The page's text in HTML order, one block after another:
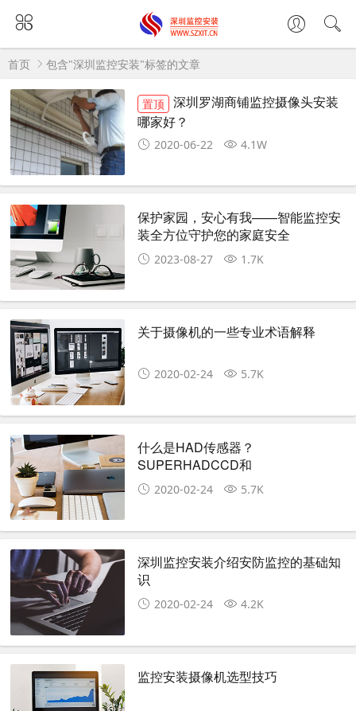
首页 包含"深圳监控安装"标签的文章
置顶
深圳罗湖商铺监控摄像头安装
哪家好？
2020-06-22 4.1W
保护家园，安心有我——智能监控安
装全方位守护您的家庭安全
2023-08-27 1.7K
关于摄像机的一些专业术语解释
2020-02-24 5.7K
什么是HAD传感器？
SUPERHADCCD和
EXVIEWHADCCD 又是什么？
2020-02-24 5.7K
深圳监控安装介绍安防监控的基础知
识
2020-02-24 4.2K
监控安装摄像机选型技巧